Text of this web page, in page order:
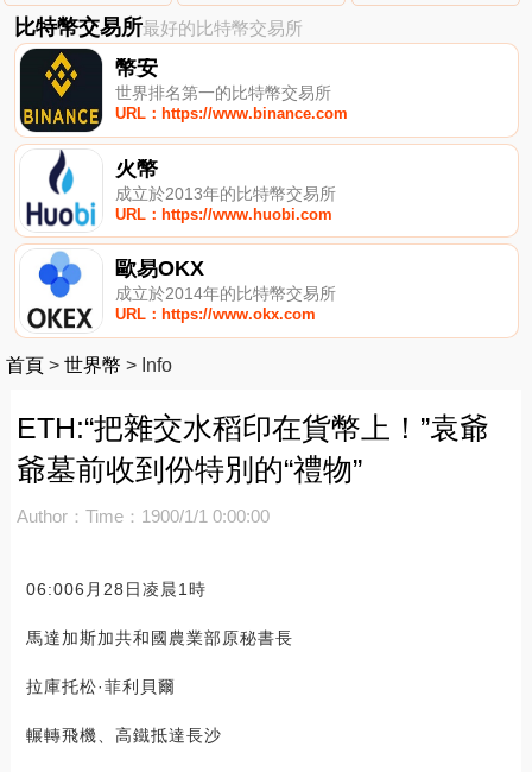
比特幣交易所最好的比特幣交易所
幣安
世界排名第一的比特幣交易所
URL：https://www.binance.com
火幣
成立於2013年的比特幣交易所
URL：https://www.huobi.com
歐易OKX
成立於2014年的比特幣交易所
URL：https://www.okx.com
首頁 > 世界幣 > Info
ETH:“把雜交水稻印在貨幣上！”袁爺
爺墓前收到份特別的“禮物”
Author： Time：1900/1/1 0:00:00
06:006月28日凌晨1時
馬達加斯加共和國農業部原秘書長
拉庫托松·菲利貝爾
輾轉飛機、高鐵抵達長沙